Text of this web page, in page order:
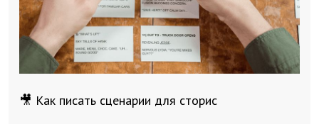
Новости сервиса
Исполнителям
🎥 Как писать сценарии для сторис